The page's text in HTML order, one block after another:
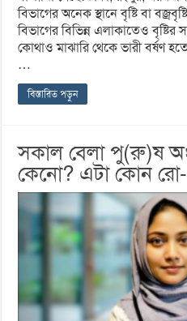
বিভাগের অনেক স্থানে বৃষ্টি বা
বিভাগের বিভিন্ন এলাকাতেও বৃষ্টির
কোথাও মাঝারি থেকে ভারী বর্ষণ
…
বিস্তারিত পড়ুন
সকাল বেলা পু(রু)ষ
কেনো? এটা কোন